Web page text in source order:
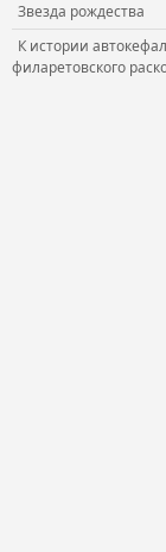
Звезда рождества
К истории
филаретовского